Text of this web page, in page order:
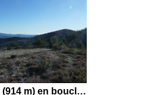
Malataverne (914 m) en boucle par le Chemin de Castanet, le Col de Lique-Ser et le Château de Nogaret depuis Saint-André-de-Valborgne